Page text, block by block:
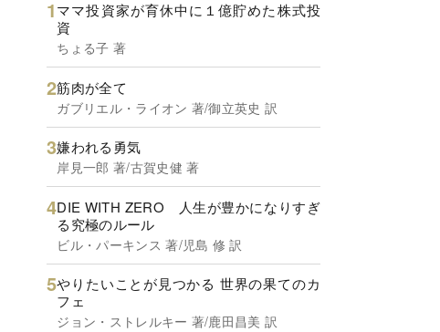
ママ投資家が育休中に１億貯めた株式投
資
ちょる子 著
筋肉が全て
ガブリエル・ライオン 著/御立英史 訳
嫌われる勇気
岸見一郎 著/古賀史健 著
DIE WITH ZERO 人生が豊かになりすぎ
る究極のルール
ビル・パーキンス 著/児島 修 訳
やりたいことが見つかる 世界の果てのカ
フェ
ジョン・ストレルキー 著/鹿田昌美 訳